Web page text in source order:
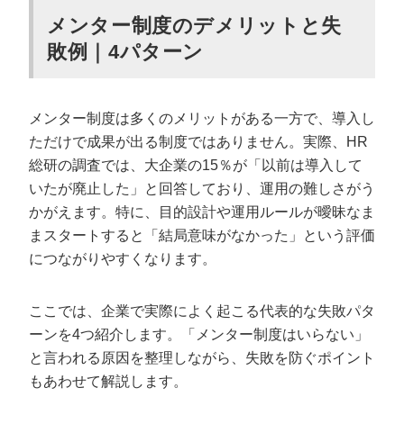
メンター制度のデメリットと失
敗例｜4パターン
メンター制度は多くのメリットがある一方で、導入し
ただけで成果が出る制度ではありません。実際、HR
総研の調査では、大企業の15％が「以前は導入して
いたが廃止した」と回答しており、運用の難しさがう
かがえます。特に、目的設計や運用ルールが曖昧なま
まスタートすると「結局意味がなかった」という評価
につながりやすくなります。
ここでは、企業で実際によく起こる代表的な失敗パタ
ーンを4つ紹介します。「メンター制度はいらない」
と言われる原因を整理しながら、失敗を防ぐポイント
もあわせて解説します。